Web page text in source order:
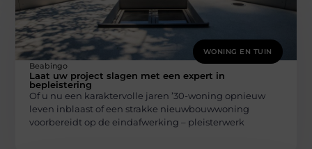
WONING EN TUIN
Beabingo
Laat uw project slagen met een expert in
bepleistering
Of u nu een karaktervolle jaren ’30-woning opnieuw
leven inblaast of een strakke nieuwbouwwoning
voorbereidt op de eindafwerking – pleisterwerk